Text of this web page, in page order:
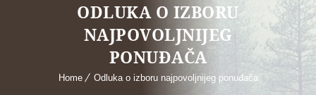
ODLUKA O IZBORU
NAJPOVOLJNIJEG
PONUĐAČA
Home Odluka o izboru najpovoljnijeg ponuđača